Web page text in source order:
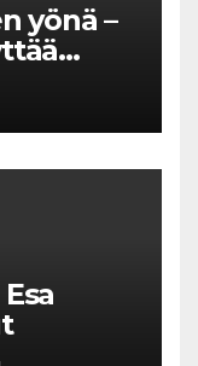
yönä –